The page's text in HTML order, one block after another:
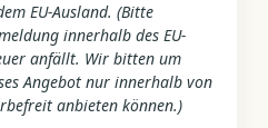
EU-Ausland. (Bitte
innerhalb des EU-
anfällt. Wir bitten um
Angebot nur innerhalb von
anbieten können.)